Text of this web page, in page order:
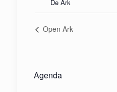
De Ark
Open Ark
Agenda